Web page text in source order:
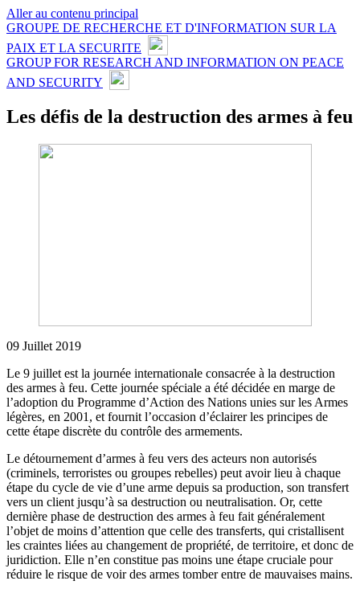
Aller au contenu principal
GROUPE DE RECHERCHE ET D'INFORMATION SUR LA
PAIX ET LA SECURITE
GROUP FOR RESEARCH AND INFORMATION ON PEACE
AND SECURITY
Les défis de la destruction des armes à feu
09 Juillet 2019
Le 9 juillet est la journée internationale consacrée à la destruction
des armes à feu. Cette journée spéciale a été décidée en marge de
l’adoption du Programme d’Action des Nations unies sur les Armes
légères, en 2001, et fournit l’occasion d’éclairer les principes de
cette étape discrète du contrôle des armements.
Le détournement d’armes à feu vers des acteurs non autorisés
(criminels, terroristes ou groupes rebelles) peut avoir lieu à chaque
étape du cycle de vie d’une arme depuis sa production, son transfert
vers un client jusqu’à sa destruction ou neutralisation. Or, cette
dernière phase de destruction des armes à feu fait généralement
l’objet de moins d’attention que celle des transferts, qui cristallisent
les craintes liées au changement de propriété, de territoire, et donc de
juridiction. Elle n’en constitue pas moins une étape cruciale pour
réduire le risque de voir des armes tomber entre de mauvaises mains.